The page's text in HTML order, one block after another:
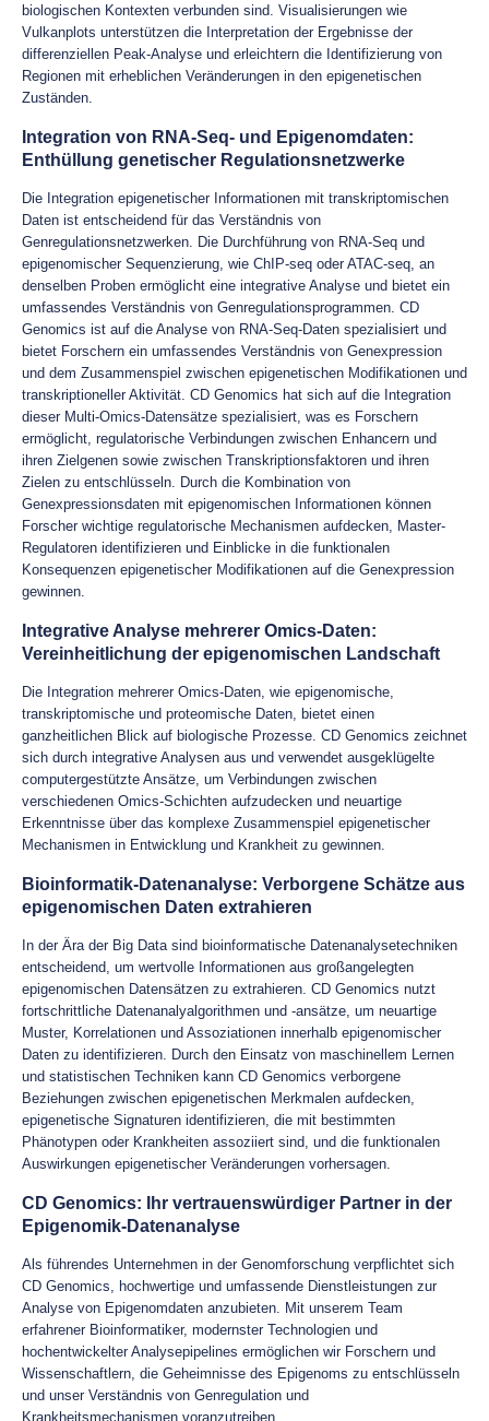
biologischen Kontexten verbunden sind. Visualisierungen wie
Vulkanplots unterstützen die Interpretation der Ergebnisse der
differenziellen Peak-Analyse und erleichtern die Identifizierung von
Regionen mit erheblichen Veränderungen in den epigenetischen
Zuständen.
Integration von RNA-Seq- und Epigenomdaten:
Enthüllung genetischer Regulationsnetzwerke
Die Integration epigenetischer Informationen mit transkriptomischen
Daten ist entscheidend für das Verständnis von
Genregulationsnetzwerken. Die Durchführung von RNA-Seq und
epigenomischer Sequenzierung, wie ChIP-seq oder ATAC-seq, an
denselben Proben ermöglicht eine integrative Analyse und bietet ein
umfassendes Verständnis von Genregulationsprogrammen. CD
Genomics ist auf die Analyse von RNA-Seq-Daten spezialisiert und
bietet Forschern ein umfassendes Verständnis von Genexpression
und dem Zusammenspiel zwischen epigenetischen Modifikationen und
transkriptioneller Aktivität. CD Genomics hat sich auf die Integration
dieser Multi-Omics-Datensätze spezialisiert, was es Forschern
ermöglicht, regulatorische Verbindungen zwischen Enhancern und
ihren Zielgenen sowie zwischen Transkriptionsfaktoren und ihren
Zielen zu entschlüsseln. Durch die Kombination von
Genexpressionsdaten mit epigenomischen Informationen können
Forscher wichtige regulatorische Mechanismen aufdecken, Master-
Regulatoren identifizieren und Einblicke in die funktionalen
Konsequenzen epigenetischer Modifikationen auf die Genexpression
gewinnen.
Integrative Analyse mehrerer Omics-Daten:
Vereinheitlichung der epigenomischen Landschaft
Die Integration mehrerer Omics-Daten, wie epigenomische,
transkriptomische und proteomische Daten, bietet einen
ganzheitlichen Blick auf biologische Prozesse. CD Genomics zeichnet
sich durch integrative Analysen aus und verwendet ausgeklügelte
computergestützte Ansätze, um Verbindungen zwischen
verschiedenen Omics-Schichten aufzudecken und neuartige
Erkenntnisse über das komplexe Zusammenspiel epigenetischer
Mechanismen in Entwicklung und Krankheit zu gewinnen.
Bioinformatik-Datenanalyse: Verborgene Schätze aus
epigenomischen Daten extrahieren
In der Ära der Big Data sind bioinformatische Datenanalysetechniken
entscheidend, um wertvolle Informationen aus großangelegten
epigenomischen Datensätzen zu extrahieren. CD Genomics nutzt
fortschrittliche Datenanalyalgorithmen und -ansätze, um neuartige
Muster, Korrelationen und Assoziationen innerhalb epigenomischer
Daten zu identifizieren. Durch den Einsatz von maschinellem Lernen
und statistischen Techniken kann CD Genomics verborgene
Beziehungen zwischen epigenetischen Merkmalen aufdecken,
epigenetische Signaturen identifizieren, die mit bestimmten
Phänotypen oder Krankheiten assoziiert sind, und die funktionalen
Auswirkungen epigenetischer Veränderungen vorhersagen.
CD Genomics: Ihr vertrauenswürdiger Partner in der
Epigenomik-Datenanalyse
Als führendes Unternehmen in der Genomforschung verpflichtet sich
CD Genomics, hochwertige und umfassende Dienstleistungen zur
Analyse von Epigenomdaten anzubieten. Mit unserem Team
erfahrener Bioinformatiker, modernster Technologien und
hochentwickelter Analysepipelines ermöglichen wir Forschern und
Wissenschaftlern, die Geheimnisse des Epigenoms zu entschlüsseln
und unser Verständnis von Genregulation und
Krankheitsmechanismen voranzutreiben.